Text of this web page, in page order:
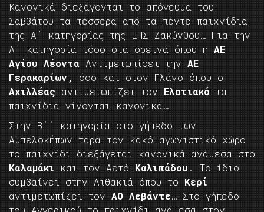
Κανονικά διεξάγονται το απόγευμα του
Σαββάτου τα τέσσερα από τα πέντε παιχνίδια
της Α΄ κατηγορίας της ΕΠΣ Ζακύνθου… Για την
Α΄ κατηγορία τόσο στα ορεινά όπου η ΑΕ
Αγίου Λέοντα Αντιμετωπίσει την ΑΕ
Γερακαρίων,
όσο και στον Πλάνο όπου ο
Αχιλλέας αντιμετωπίζει τον Ελατιακό τα
παιχνίδια γίνονται κανονικά…
Στην Β΄΄ κατηγορία στο γήπεδο των
Αμπελοκήπων παρά τον κακό αγωνιστικό χώρο
το παιχνίδι διεξάγεται κανονικά ανάμεσα στο
Καλαμάκι και τον Αετό Καλιπάδου . Το ίδιο
συμβαίνει στην Λιθακιά όπου το Κερί
αντιμετωπίζει τον ΑΟ Λεβάντε… Στο γήπεδο